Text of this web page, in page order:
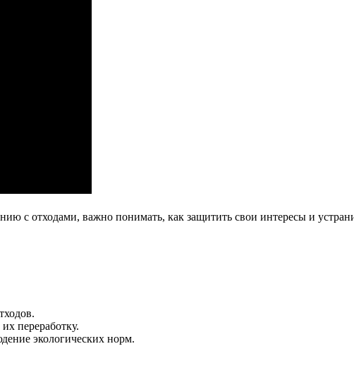
с отходами, важно понимать, как защитить свои интересы и
переработку.
экологических норм.